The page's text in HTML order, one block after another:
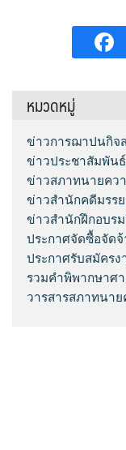
หมวดหมู่
ข่าวการฌาปนกิจส
ข่าวประชาสัมพันธ์
ข่าวสภาทนายคว
ข่าวสำนักคดีมรร
ข่าวสำนักฝึกอบร
ประกาศจัดซื้อจัดจ้
ประกาศรับสมัครง
รวมคำพิพากษาศ
วารสารสภาทนาย